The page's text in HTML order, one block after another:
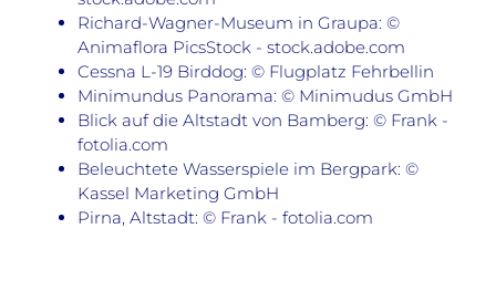
Richard-Wagner-Museum in Graupa: ©
Animaflora PicsStock - stock.adobe.com
Cessna L-19 Birddog: © Flugplatz Fehrbellin
Minimundus Panorama: © Minimudus GmbH
Blick auf die Altstadt von Bamberg: © Frank -
fotolia.com
Beleuchtete Wasserspiele im Bergpark: ©
Kassel Marketing GmbH
Pirna, Altstadt: © Frank - fotolia.com